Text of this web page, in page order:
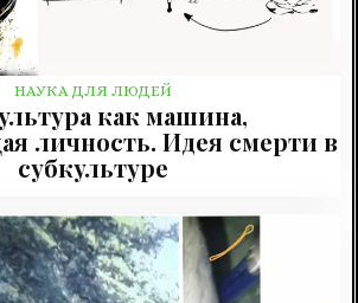
НАУКА ДЛЯ ЛЮДЕЙ
как машина,
личность. Идея смерти в
субкультуре